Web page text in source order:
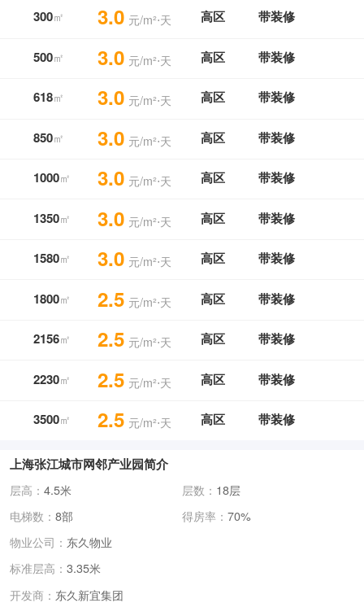
300㎡ 3.0 元/m²⋅天 高区 带装修
500㎡ 3.0 元/m²⋅天 高区 带装修
618㎡ 3.0 元/m²⋅天 高区 带装修
850㎡ 3.0 元/m²⋅天 高区 带装修
1000㎡ 3.0 元/m²⋅天 高区 带装修
1350㎡ 3.0 元/m²⋅天 高区 带装修
1580㎡ 3.0 元/m²⋅天 高区 带装修
1800㎡ 2.5 元/m²⋅天 高区 带装修
2156㎡ 2.5 元/m²⋅天 高区 带装修
2230㎡ 2.5 元/m²⋅天 高区 带装修
3500㎡ 2.5 元/m²⋅天 高区 带装修
上海张江城市网邻产业园简介
层高： 4.5米 层数： 18层
电梯数： 8部 得房率： 70%
物业公司： 东久物业
标准层高： 3.35米
开发商： 东久新宜集团